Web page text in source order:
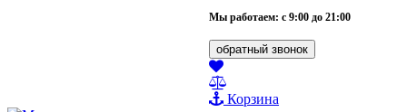
Мы работаем: с 9:00 до 21:00
обратный звонок
Корзина